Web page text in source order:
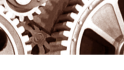
à St Julien Molin